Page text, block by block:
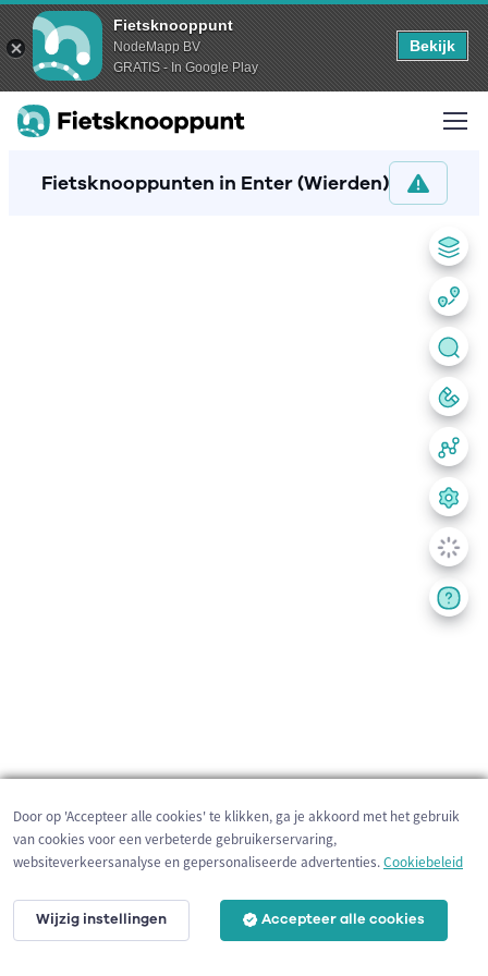
Fietsknooppunt
NodeMapp BV
GRATIS - In Google Play
Bekijk
Fietsknooppunten in Enter (Wierden)
200 m
Door op 'Accepteer alle cookies' te klikken, ga je akkoord met het gebruik
van cookies voor een verbeterde gebruikerservaring,
websiteverkeersanalyse en gepersonaliseerde advertenties.Cookiebeleid
Wijzig instellingen Accepteer alle cookies